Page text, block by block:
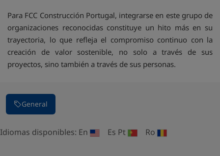
Para FCC Construcción Portugal, integrarse en este grupo de
organizaciones reconocidas constituye un hito más en su
trayectoria, lo que refleja el compromiso continuo con la
creación de valor sostenible, no solo a través de sus
proyectos, sino también a través de sus personas.
General
Idiomas disponibles: En Es Pt Ro